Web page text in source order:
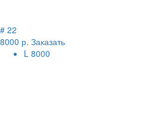
# 22
8000 р. Заказать
L 8000